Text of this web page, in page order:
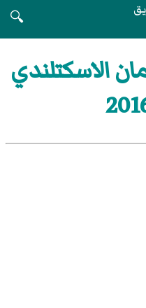
🔍
الاسكتلندي